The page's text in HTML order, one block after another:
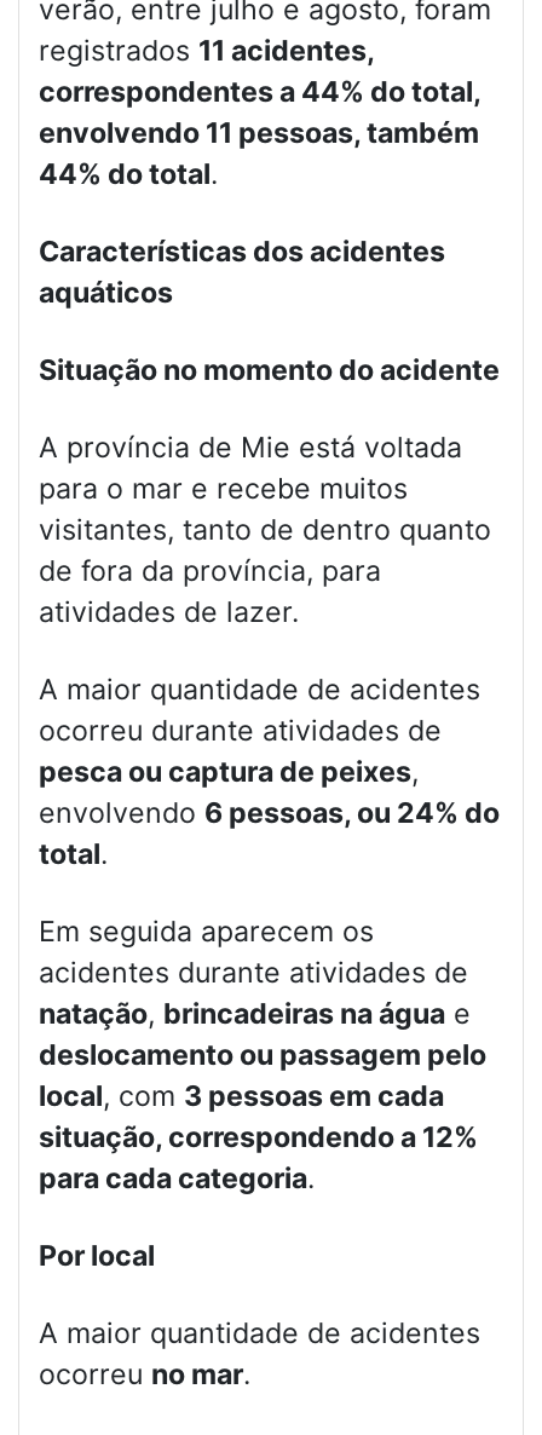
verão, entre julho e agosto, foram
registrados 11 acidentes,
correspondentes a 44% do total,
envolvendo 11 pessoas, também
44% do total.
Características dos acidentes
aquáticos
Situação no momento do acidente
A província de Mie está voltada
para o mar e recebe muitos
visitantes, tanto de dentro quanto
de fora da província, para
atividades de lazer.
A maior quantidade de acidentes
ocorreu durante atividades de
pesca ou captura de peixes,
envolvendo 6 pessoas, ou 24% do
total.
Em seguida aparecem os
acidentes durante atividades de
natação, brincadeiras na água e
deslocamento ou passagem pelo
local, com 3 pessoas em cada
situação, correspondendo a 12%
para cada categoria.
Por local
A maior quantidade de acidentes
ocorreu no mar.